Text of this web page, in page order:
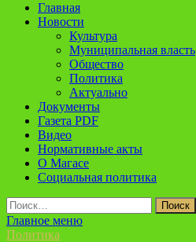
Главная
Новости
Культура
Муниципальная власть
Общество
Политика
Актуально
Документы
Газета PDF
Видео
Нормативные акты
О Магасе
Социальная политика
Найти:
Главное меню
Политика